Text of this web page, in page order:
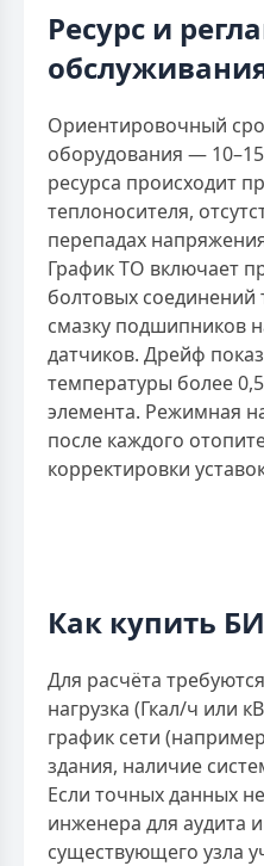
Ресурс и
Ориентировочный
оборудования —
ресурса происходит
теплоносителя,
перепадах
График ТО включает
болтовых
смазку подшипников
датчиков. Дрейф
температуры более
элемента. Режимная
после каждого
корректировки
Как купить
Для расчёта
нагрузка (Гкал/ч или
график сети
здания, наличие
Если точных данных
инженера для аудита
существующего узла